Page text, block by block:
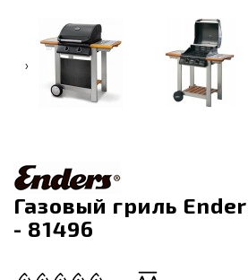
‹
Газовый гриль
- 81496